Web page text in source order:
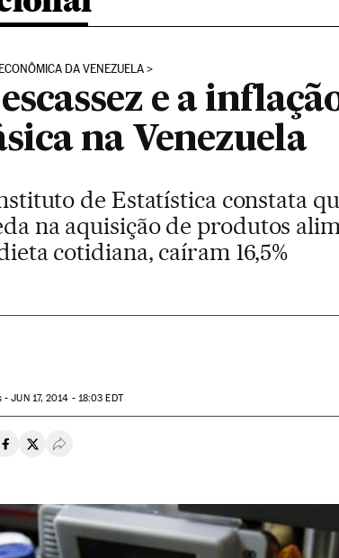
DA VENEZUELA
e a
na Venezuela
de Estatística constata
na aquisição de produtos
cotidiana, caíram 16,5%
-JUN17, 2014 - 18:03 EDT
en Whatsapp
Compartir en Facebook
Compartir en Twitter
Desplegar Redes Sociales